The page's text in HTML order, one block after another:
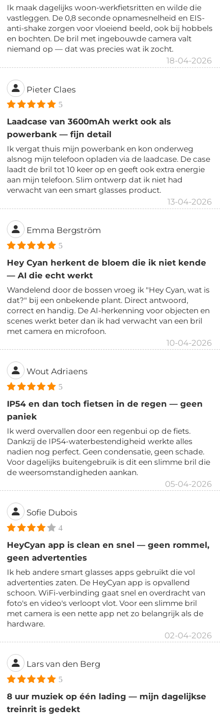
Ik maak dagelijks woon-werkfietsritten en wilde die
vastleggen. De 0,8 seconde opnamesnelheid en EIS-
anti-shake zorgen voor vloeiend beeld, ook bij hobbels
en bochten. De bril met ingebouwde camera valt
niemand op — dat was precies wat ik zocht.
18-04-2026
Pieter Claes
5
Laadcase van 3600mAh werkt ook als
powerbank — fijn detail
Ik vergat thuis mijn powerbank en kon onderweg
alsnog mijn telefoon opladen via de laadcase. De case
laadt de bril tot 10 keer op en geeft ook extra energie
aan mijn telefoon. Slim ontwerp dat ik niet had
verwacht van een smart glasses product.
13-04-2026
Emma Bergström
5
Hey Cyan herkent de bloem die ik niet kende
— AI die echt werkt
Wandelend door de bossen vroeg ik "Hey Cyan, wat is
dat?" bij een onbekende plant. Direct antwoord,
correct en handig. De AI-herkenning voor objecten en
scenes werkt beter dan ik had verwacht van een bril
met camera en microfoon.
10-04-2026
Wout Adriaens
5
IP54 en dan toch fietsen in de regen — geen
paniek
Ik werd overvallen door een regenbui op de fiets.
Dankzij de IP54-waterbestendigheid werkte alles
nadien nog perfect. Geen condensatie, geen schade.
Voor dagelijks buitengebruik is dit een slimme bril die
de weersomstandigheden aankan.
05-04-2026
Sofie Dubois
4
HeyCyan app is clean en snel — geen rommel,
geen advertenties
Ik heb andere smart glasses apps gebruikt die vol
advertenties zaten. De HeyCyan app is opvallend
schoon. WiFi-verbinding gaat snel en overdracht van
foto's en video's verloopt vlot. Voor een slimme bril
met camera is een nette app net zo belangrijk als de
hardware.
02-04-2026
Lars van den Berg
5
8 uur muziek op één lading — mijn dagelijkse
treinrit is gedekt